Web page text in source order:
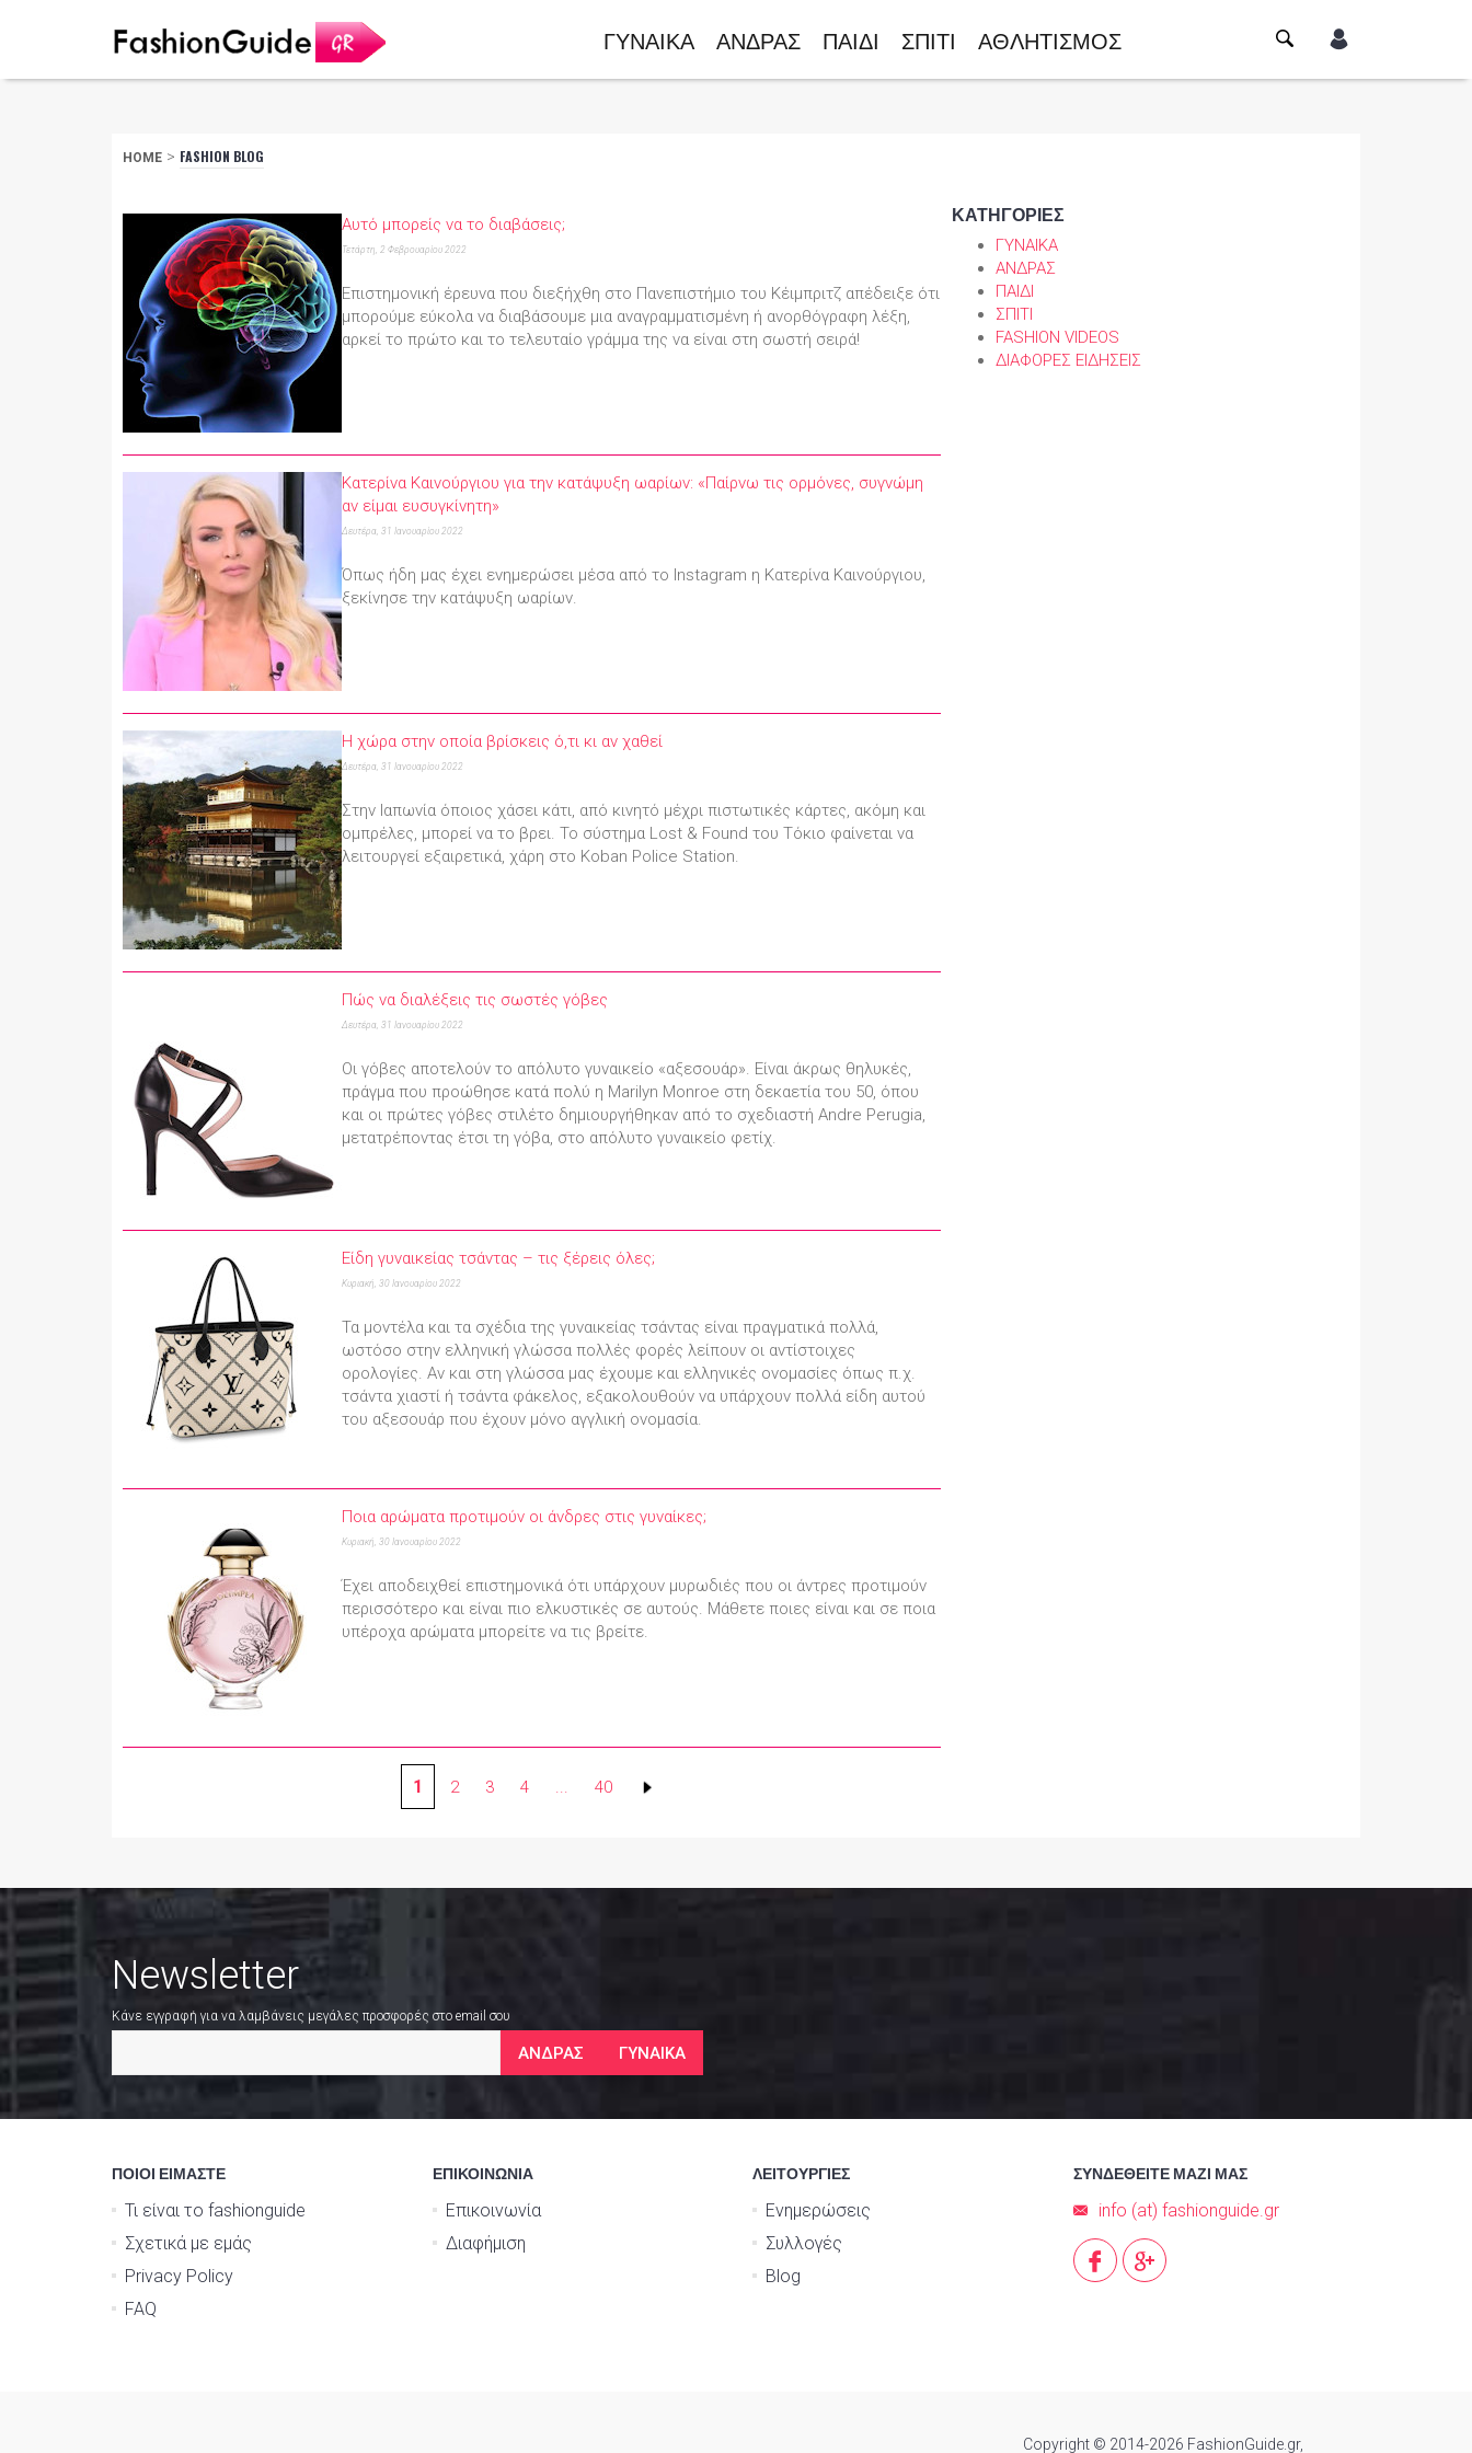
ΓΥΝΑΙΚΑ ΑΝΔΡΑΣ ΠΑΙΔΙ ΣΠΙΤΙ ΑΘΛΗΤΙΣΜΟΣ
HOME > FASHION BLOG
Αυτό μπορείς να το διαβάσεις;
Τετάρτη, 2 Φεβρουαρίου 2022
Επιστημονική έρευνα που διεξήχθη στο Πανεπιστήμιο του Κέιμπριτζ απέδειξε ότι
μπορούμε εύκολα να διαβάσουμε μια αναγραμματισμένη ή ανορθόγραφη λέξη,
αρκεί το πρώτο και το τελευταίο γράμμα της να είναι στη σωστή σειρά!
Κατερίνα Καινούργιου για την κατάψυξη ωαρίων: «Παίρνω τις ορμόνες, συγνώμη
αν είμαι ευσυγκίνητη»
Δευτέρα, 31 Ιανουαρίου 2022
Όπως ήδη μας έχει ενημερώσει μέσα από το Instagram η Κατερίνα Καινούργιου,
ξεκίνησε την κατάψυξη ωαρίων.
Η χώρα στην οποία βρίσκεις ό,τι κι αν χαθεί
Δευτέρα, 31 Ιανουαρίου 2022
Στην Ιαπωνία όποιος χάσει κάτι, από κινητό μέχρι πιστωτικές κάρτες, ακόμη και
ομπρέλες, μπορεί να το βρει. Το σύστημα Lost & Found του Τόκιο φαίνεται να
λειτουργεί εξαιρετικά, χάρη στο Koban Police Station.
Πώς να διαλέξεις τις σωστές γόβες
Δευτέρα, 31 Ιανουαρίου 2022
Οι γόβες αποτελούν το απόλυτο γυναικείο «αξεσουάρ». Είναι άκρως θηλυκές,
πράγμα που προώθησε κατά πολύ η Marilyn Monroe στη δεκαετία του 50, όπου
και οι πρώτες γόβες στιλέτο δημιουργήθηκαν από το σχεδιαστή Andre Perugia,
μετατρέποντας έτσι τη γόβα, στο απόλυτο γυναικείο φετίχ.
Είδη γυναικείας τσάντας – τις ξέρεις όλες;
Κυριακή, 30 Ιανουαρίου 2022
Τα μοντέλα και τα σχέδια της γυναικείας τσάντας είναι πραγματικά πολλά,
ωστόσο στην ελληνική γλώσσα πολλές φορές λείπουν οι αντίστοιχες
ορολογίες. Αν και στη γλώσσα μας έχουμε και ελληνικές ονομασίες όπως π.χ.
τσάντα χιαστί ή τσάντα φάκελος, εξακολουθούν να υπάρχουν πολλά είδη αυτού
του αξεσουάρ που έχουν μόνο αγγλική ονομασία.
Ποια αρώματα προτιμούν οι άνδρες στις γυναίκες;
Κυριακή, 30 Ιανουαρίου 2022
Έχει αποδειχθεί επιστημονικά ότι υπάρχουν μυρωδιές που οι άντρες προτιμούν
περισσότερο και είναι πιο ελκυστικές σε αυτούς. Μάθετε ποιες είναι και σε ποια
υπέροχα αρώματα μπορείτε να τις βρείτε.
1 2 3 4 ... 40
ΚΑΤΗΓΟΡΙΕΣ
ΓΥΝΑΙΚΑ
ΑΝΔΡΑΣ
ΠΑΙΔΙ
ΣΠΙΤΙ
FASHION VIDEOS
ΔΙΑΦΟΡΕΣ ΕΙΔΗΣΕΙΣ
Newsletter
Κάνε εγγραφή για να λαμβάνεις μεγάλες προσφορές στο email σου
ΑΝΔΡΑΣ ΓΥΝΑΙΚΑ
ΠΟΙΟΙ ΕΙΜΑΣΤΕ
Τι είναι το fashionguide
Σχετικά με εμάς
Privacy Policy
FAQ
ΕΠΙΚΟΙΝΩΝΙΑ
Επικοινωνία
Διαφήμιση
ΛΕΙΤΟΥΡΓΙΕΣ
Ενημερώσεις
Συλλογές
Blog
ΣΥΝΔΕΘΕΙΤΕ ΜΑΖΙ ΜΑΣ
info (at) fashionguide.gr
Copyright © 2014-2026 FashionGuide.gr,